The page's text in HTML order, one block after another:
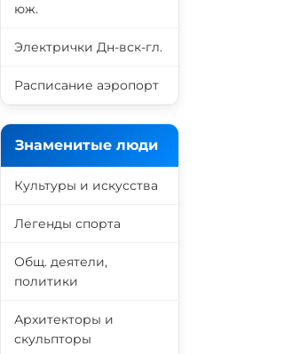
юж.
Электрички Дн-вск-гл.
Расписание аэропорт
Знаменитые люди
Культуры и искусства
Легенды спорта
Общ. деятели,
политики
Архитекторы и
скульпторы